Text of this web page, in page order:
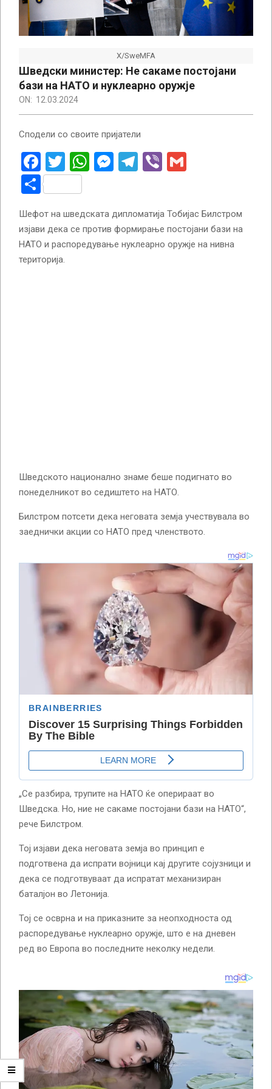
X/SweMFA
Шведски министер: Не сакаме постојани
бази на НАТО и нуклеарно оружје
ON: 12.03.2024
Сподели со своите пријатели
Facebook
Twitter
WhatsApp
Messenger
Telegram
Viber
Share
Шефот на шведската дипломатија Тобијас Билстром
изјави дека се против формирање постојани бази на
НАТО и распоредување нуклеарно оружје на нивна
територија.
Шведското национално знаме беше подигнато во
понеделникот во седиштето на НАТО.
Билстром потсети дека неговата земја учествувала во
заеднички акции со НАТО пред членството.
„Се разбира, трупите на НАТО ќе оперираат во
Шведска. Но, ние не сакаме постојани бази на НАТО“,
рече Билстром.
Тој изјави дека неговата земја во принцип е
подготвена да испрати војници кај другите сојузници и
дека се подготвуваат да испратат механизиран
баталјон во Летонија.
Тој се осврна и на приказните за неопходноста од
распоредување нуклеарно оружје, што е на дневен
ред во Европа во последните неколку недели.